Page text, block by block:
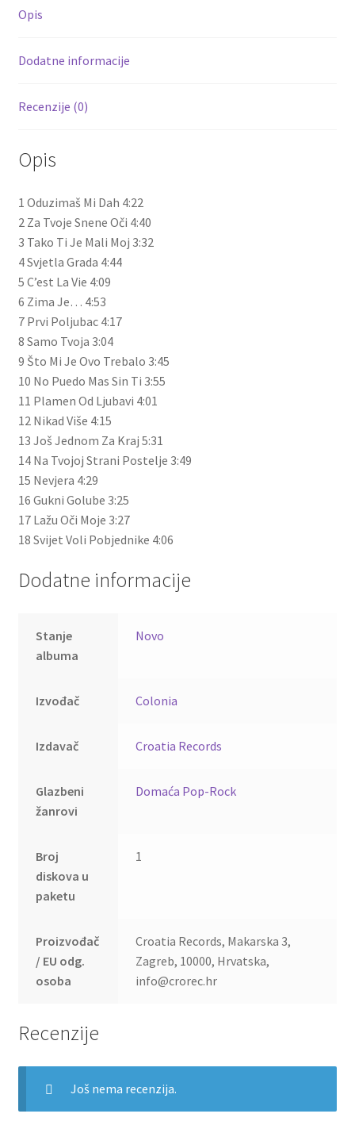
Opis
Dodatne informacije
Recenzije (0)
Opis
1 Oduzimaš Mi Dah 4:22
2 Za Tvoje Snene Oči 4:40
3 Tako Ti Je Mali Moj 3:32
4 Svjetla Grada 4:44
5 C’est La Vie 4:09
6 Zima Je… 4:53
7 Prvi Poljubac 4:17
8 Samo Tvoja 3:04
9 Što Mi Je Ovo Trebalo 3:45
10 No Puedo Mas Sin Ti 3:55
11 Plamen Od Ljubavi 4:01
12 Nikad Više 4:15
13 Još Jednom Za Kraj 5:31
14 Na Tvojoj Strani Postelje 3:49
15 Nevjera 4:29
16 Gukni Golube 3:25
17 Lažu Oči Moje 3:27
18 Svijet Voli Pobjednike 4:06
Dodatne informacije
Stanje
albuma
Novo
Izvođač Colonia
Izdavač Croatia Records
Glazbeni
žanrovi
Domaća Pop-Rock
Broj
diskova u
paketu
1
Proizvođač
/ EU odg.
osoba
Croatia Records, Makarska 3,
Zagreb, 10000, Hrvatska,
info@crorec.hr
Recenzije
Još nema recenzija.